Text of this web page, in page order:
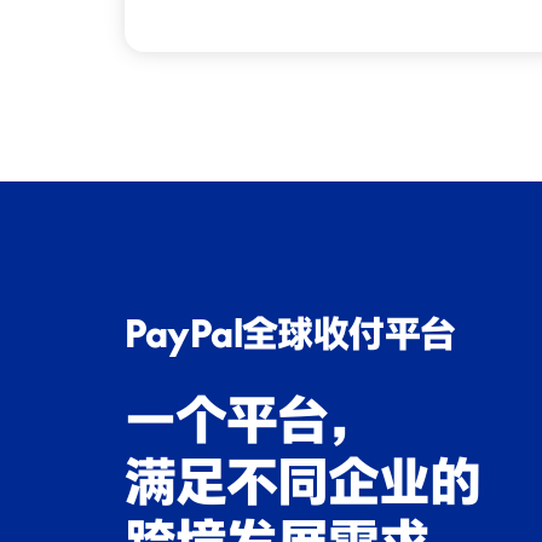
PayPal全球收付平台
一个平台，
满足不同企业的